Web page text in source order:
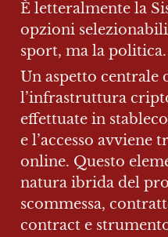
È letteralmente la
opzioni
sport, ma la politica.
Un aspetto centrale
l’infrastruttura
effettuate in
e l’accesso avviene
online. Questo
natura ibrida del
scommessa,
contract e